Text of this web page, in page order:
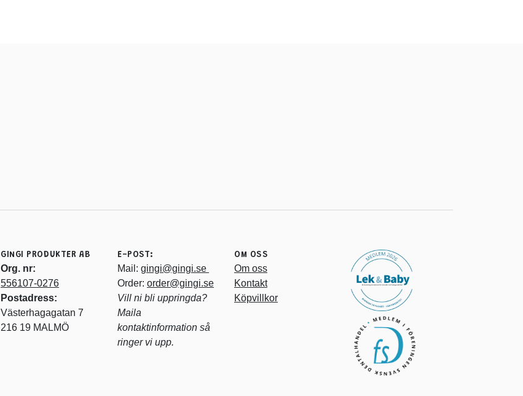
GINGI PRODUKTER AB
Org. nr:
556107-0276
Postadress:
Västerhagagatan 7
216 19 MALMÖ
E-POST:
Mail: gingi@gingi.se
Order: order@gingi.se
Vill ni bli uppringda?
Maila
kontaktinformation så
ringer vi upp.
OM OSS
Om oss
Kontakt
Köpvillkor